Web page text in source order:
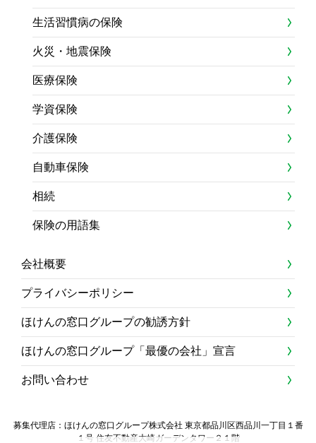
生活習慣病の保険
火災・地震保険
医療保険
学資保険
介護保険
自動車保険
相続
保険の用語集
会社概要
プライバシーポリシー
ほけんの窓口グループの勧誘方針
ほけんの窓口グループ「最優の会社」宣言
お問い合わせ
募集代理店：ほけんの窓口グループ株式会社 東京都品川区西品川一丁目１番
１号 住友不動産大崎ガーデンタワー２１階